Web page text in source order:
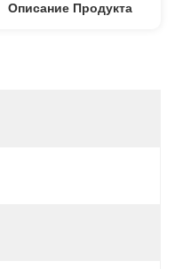
Описание Продукта